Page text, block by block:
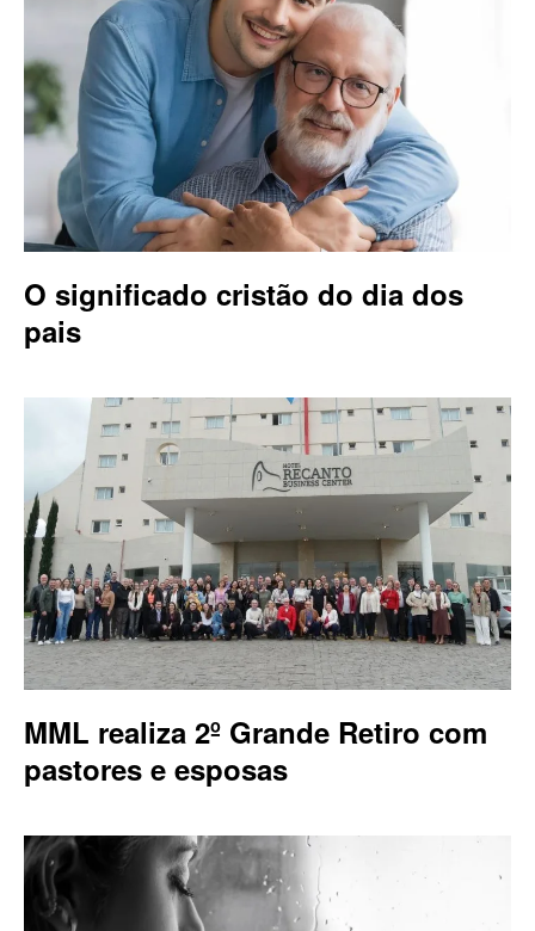
O significado cristão do dia dos
pais
MML realiza 2º Grande Retiro com
pastores e esposas